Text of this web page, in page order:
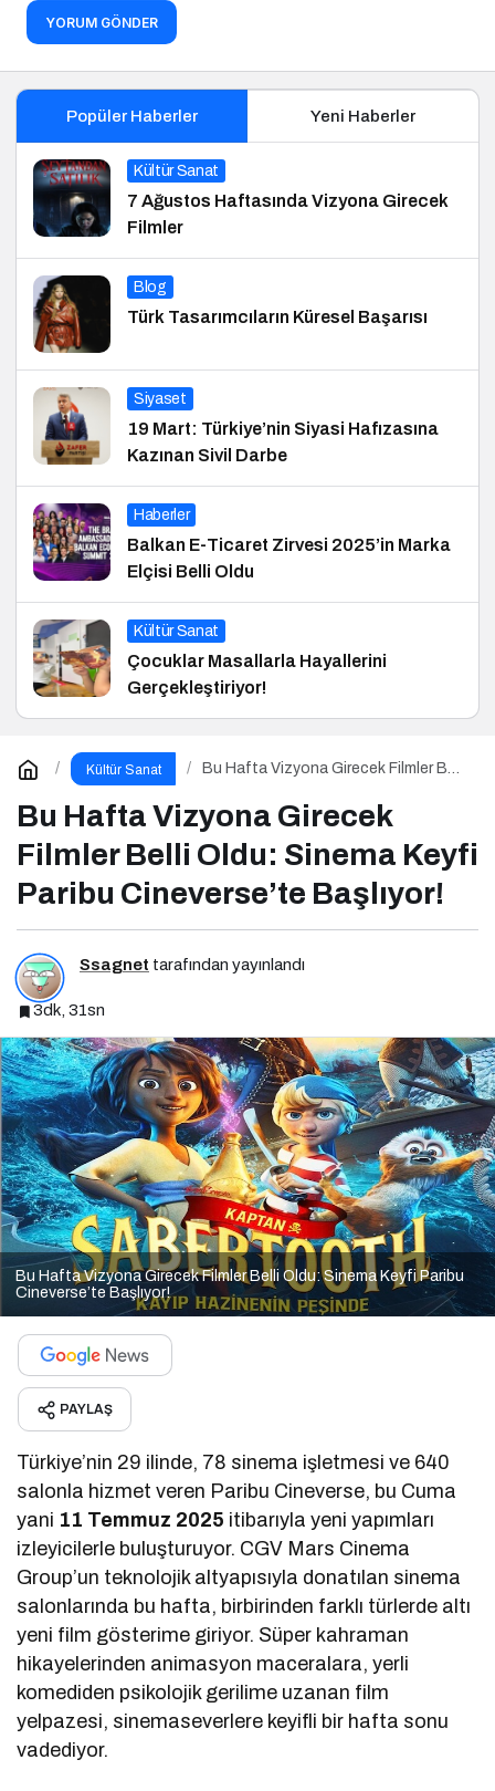
YORUM GÖNDER
Popüler Haberler Yeni Haberler
Kültür Sanat
7 Ağustos Haftasında Vizyona Girecek
Filmler
Blog
Türk Tasarımcıların Küresel Başarısı
Siyaset
19 Mart: Türkiye’nin Siyasi Hafızasına
Kazınan Sivil Darbe
Haberler
Balkan E-Ticaret Zirvesi 2025’in Marka
Elçisi Belli Oldu
Kültür Sanat
Çocuklar Masallarla Hayallerini
Gerçekleştiriyor!
Kültür Sanat
Bu Hafta Vizyona Girecek Filmler Belli
Cineverse’te Başlıyor!
Bu Hafta Vizyona Girecek
Filmler Belli Oldu: Sinema Keyfi
Paribu Cineverse’te Başlıyor!
Ssagnet tarafından yayınlandı
3dk, 31sn
Bu Hafta Vizyona Girecek Filmler Belli Oldu: Sinema Keyfi Paribu
Cineverse’te Başlıyor!
PAYLAŞ
Türkiye’nin 29 ilinde, 78 sinema işletmesi ve 640
salonla hizmet veren Paribu Cineverse, bu Cuma
yani 11 Temmuz 2025 itibarıyla yeni yapımları
izleyicilerle buluşturuyor. CGV Mars Cinema
Group’un teknolojik altyapısıyla donatılan sinema
salonlarında bu hafta, birbirinden farklı türlerde altı
yeni film gösterime giriyor. Süper kahraman
hikayelerinden animasyon maceralara, yerli
komediden psikolojik gerilime uzanan film
yelpazesi, sinemaseverlere keyifli bir hafta sonu
vadediyor.